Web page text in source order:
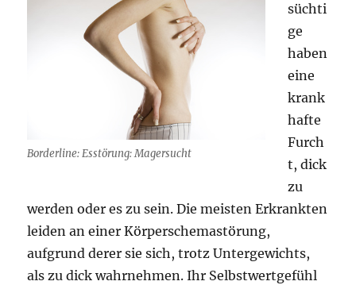
Borderline: Esstörung: Magersucht
süchti
ge
haben
eine
krank
hafte
Furch
t, dick
zu
werden oder es zu sein. Die meisten Erkrankten
leiden an einer Körperschemastörung,
aufgrund derer sie sich, trotz Untergewichts,
als zu dick wahrnehmen. Ihr Selbstwertgefühl